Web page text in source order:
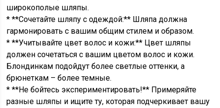
широкополые шляпы.
* **Сочетайте шляпу с одеждой:** Шляпа должна
гармонировать с вашим общим стилем и образом.
* **Учитывайте цвет волос и кожи:** Цвет шляпы
должен сочетаться с вашим цветом волос и кожи.
Блондинкам подойдут более светлые оттенки, а
брюнеткам – более темные.
* **Не бойтесь экспериментировать!** Примеряйте
разные шляпы и ищите ту, которая подчеркивает вашу